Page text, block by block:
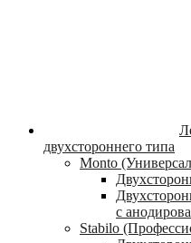
двухстороннего типа
Monto
с
Stabilo